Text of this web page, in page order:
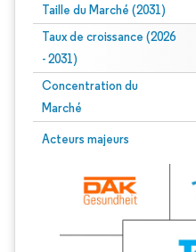
Taille du Marché (2031)
Taux de croissance (2026
- 2031)
Concentration du
Marché
Acteurs majeurs
Image © Mordor Intelligence. La